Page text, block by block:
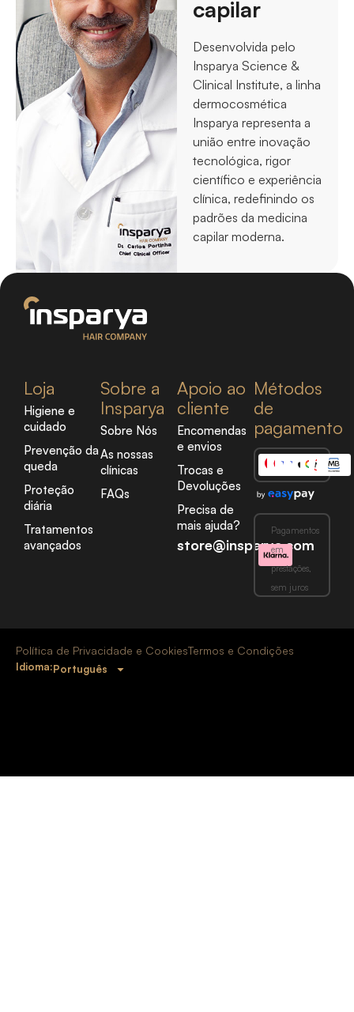
capilar​
Desenvolvida pelo
Insparya Science &
Clinical Institute, a linha
dermocosmética
Insparya representa a
união entre inovação
tecnológica, rigor
científico e experiência
clínica, redefinindo os
padrões da medicina
capilar moderna.
Loja
Higiene e
cuidado
Prevenção da
queda
Proteção
diária
Tratamentos
avançados
Sobre a
Insparya
Sobre Nós
As nossas
clínicas
FAQs
Apoio ao
cliente
Encomendas
e envios
Trocas e
Devoluções
Precisa de
mais ajuda?
store@insparya.com
Métodos
de
pagamento
Pagamentos
em
prestações,
sem juros
Política de Privacidade e CookiesTermos e Condições
Idioma:Português